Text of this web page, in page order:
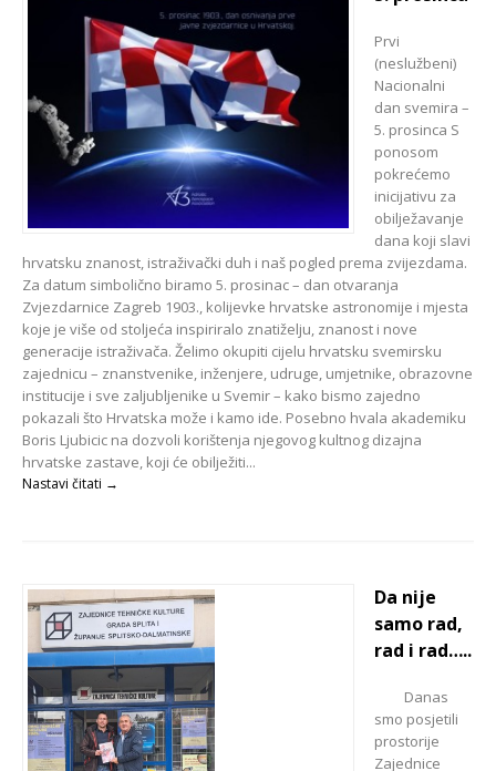
Prvi
(neslužbeni)
Nacionalni
dan svemira –
5. prosinca S
ponosom
pokrećemo
inicijativu za
obilježavanje
dana koji slavi
hrvatsku znanost, istraživački duh i naš pogled prema zvijezdama.
Za datum simbolično biramo 5. prosinac – dan otvaranja
Zvjezdarnice Zagreb 1903., kolijevke hrvatske astronomije i mjesta
koje je više od stoljeća inspiriralo znatiželju, znanost i nove
generacije istraživača. Želimo okupiti cijelu hrvatsku svemirsku
zajednicu – znanstvenike, inženjere, udruge, umjetnike, obrazovne
institucije i sve zaljubljenike u Svemir – kako bismo zajedno
pokazali što Hrvatska može i kamo ide. Posebno hvala akademiku
Boris Ljubicic na dozvoli korištenja njegovog kultnog dizajna
hrvatske zastave, koji će obilježiti...
Nastavi čitati →
Da nije
samo rad,
rad i rad…..
Danas
smo posjetili
prostorije
Zajednice